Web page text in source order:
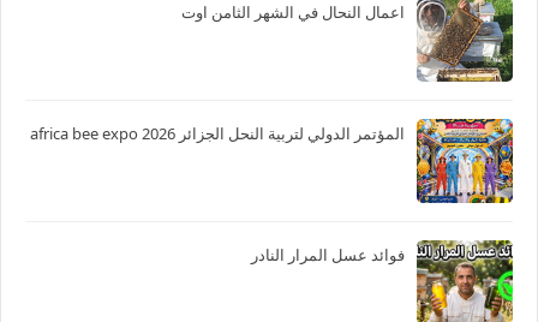
اعمال النحال في الشهر الثامن اوت
المؤتمر الدولي لتربية النحل الجزائر 2026 africa bee expo
فوائد عسل المرار النادر